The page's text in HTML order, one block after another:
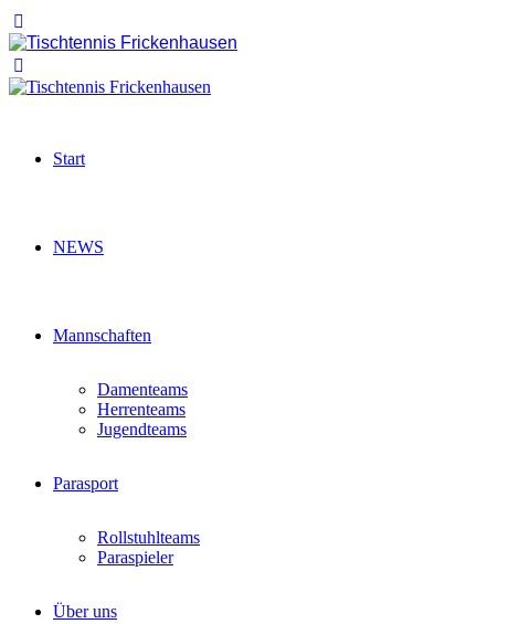
Start
NEWS
Mannschaften
Damenteams
Herrenteams
Jugendteams
Parasport
Rollstuhlteams
Paraspieler
Über uns